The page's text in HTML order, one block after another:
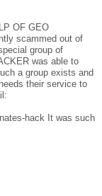
OF GEO
scammed out of
group of
was able to
a group exists and
their service to
hack It was such